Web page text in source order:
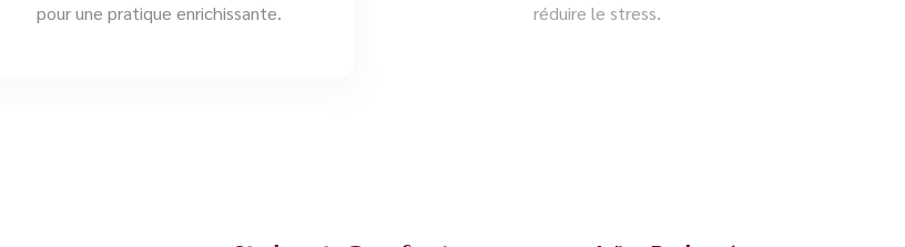
pour une pratique enrichissante.
réduire le stress.